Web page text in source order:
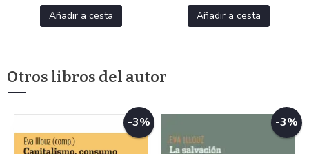
Añadir a cesta Añadir a cesta
Otros libros del autor
-3% -3%